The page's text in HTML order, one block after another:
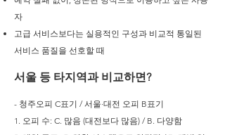
자
고급 서비스보다는 실용적인 구성과 비교적 통일된
서비스 품질을 선호할 때
서울 등 타지역과 비교하면?
- 청주오피 C표기 / 서울·대전 오피 B표기
1. 오피 수: C. 많음 (대전보다 많음) / B. 다양함